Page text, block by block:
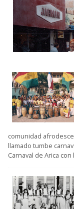
comunidad
llamado tumbe
Carnaval de Arica